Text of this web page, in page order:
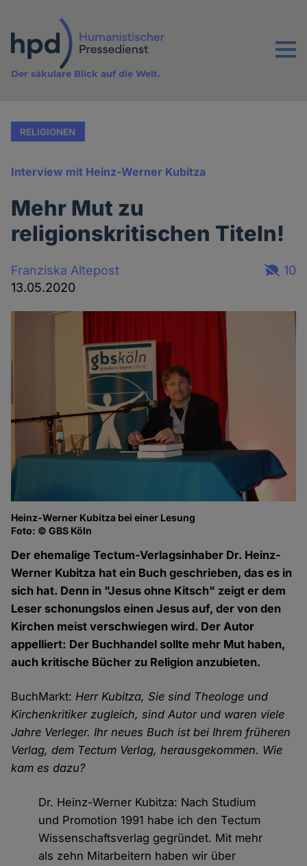
Inhalt
Menu
Der säkulare Blick auf die Welt.
RELIGIONEN
Interview mit Heinz-Werner Kubitza
Mehr Mut zu
religionskritischen Titeln!
Franziska Altepost
13.05.2020
10
Heinz-Werner Kubitza bei einer Lesung
Foto: © GBS Köln
Der ehemalige Tectum-Verlagsinhaber Dr. Heinz-
Werner Kubitza hat ein Buch geschrieben, das es in
sich hat. Denn in "Jesus ohne Kitsch" zeigt er dem
Leser schonungslos einen Jesus auf, der von den
Kirchen meist verschwiegen wird. Der Autor
appelliert: Der Buchhandel sollte mehr Mut haben,
auch kritische Bücher zu Religion anzubieten.
BuchMarkt:Herr Kubitza, Sie sind Theologe und
Kirchenkritiker zugleich, sind Autor und waren viele
Jahre Verleger. Ihr neues Buch ist bei Ihrem früheren
Verlag, dem Tectum Verlag, herausgekommen. Wie
kam es dazu?
Dr. Heinz-Werner Kubitza: Nach Studium
und Promotion 1991 habe ich den Tectum
Wissenschaftsverlag gegründet. Mit mehr
als zehn Mitarbeitern haben wir über